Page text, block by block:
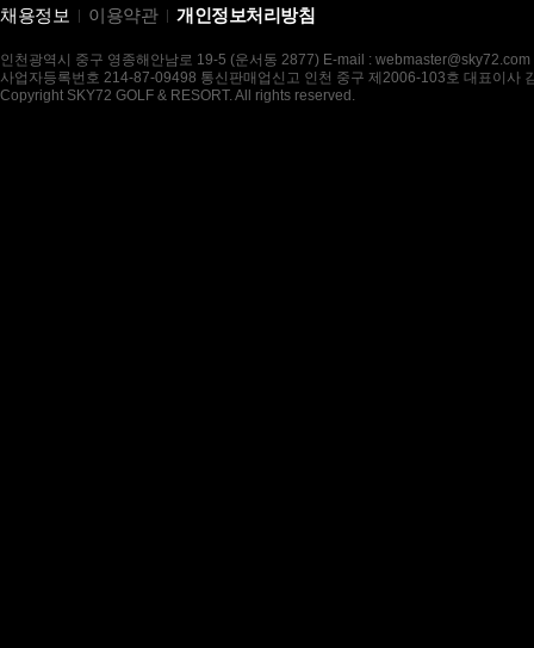
채용정보 이용약관 개인정보처리방침
인천광역시 중구 영종해안남로 19-5 (운서동 2877) E-mail : webmaster@sky72.com
사업자등록번호 214-87-09498 통신판매업신고 인천 중구 제2006-103호 대표이사
Copyright SKY72 GOLF & RESORT. All rights reserved.